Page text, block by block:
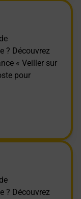
? Découvrez
« Veiller sur
pour
? Découvrez